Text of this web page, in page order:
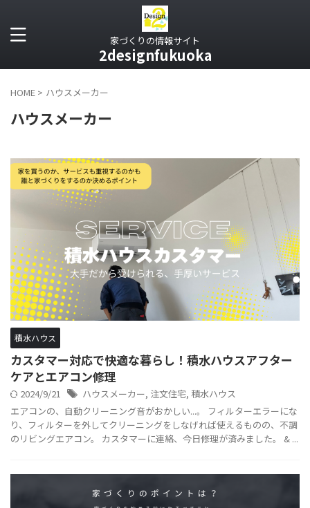
家づくりの情報サイト
2designfukuoka
HOME > ハウスメーカー
ハウスメーカー
積水ハウス
カスタマー対応で快適な暮らし！積水ハウスアフター
ケアとエアコン修理
2024/9/21 ハウスメーカー, 注文住宅, 積水ハウス
エアコンの、自動クリーニング音がおかしい...。 フィルターエラーにな
り、フィルターを外してクリーニングをしなげれば使えるものの、不調
のリビングエアコン。 カスタマーに連絡、今日修理が済みました。 & ...